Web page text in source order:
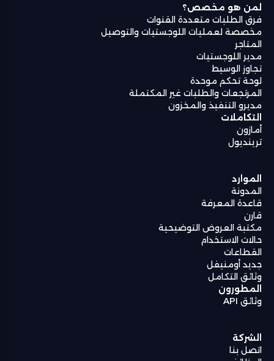
لمن هو مخصص؟
فرق الطلبات متعددة القنوات
مخصصة لعمليات اللوجستيات والتوصيل
المتاجر
مدير اللوجستيات
تجاوز الوسيط
لوحة تحكم موحدة
المرتجعات والطلبات غير المكتملة
مديرو التنفيذ والمخزون
التكاملات
أمازون
ترينديول
الموارد
المدونة
قاعدة المعرفة
قارن
مكتبة العروض التوضيحية
حالات الاستخدام
القطاعات
جديد أومنيفل
وثائق التكامل
المطورون
وثائق API
الشركة
اتصل بنا